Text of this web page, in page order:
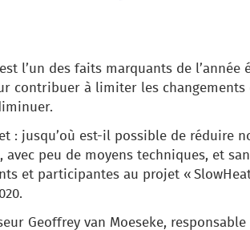
l’un des faits marquants de l’année
contribuer à limiter les changements
: jusqu’où est-il possible de réduire
peu de moyens techniques, et
et participantes au projet «
Geoffrey van Moeseke,